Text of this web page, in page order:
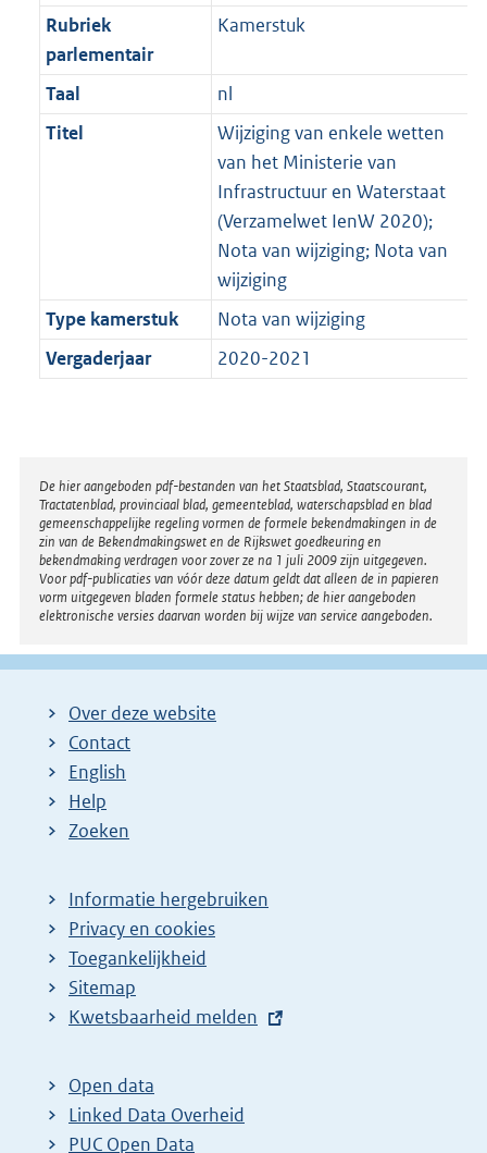
Rubriek
parlementair
Kamerstuk
Taal
nl
Titel
Wijziging van enkele wetten
van het Ministerie van
Infrastructuur en Waterstaat
(Verzamelwet IenW 2020);
Nota van wijziging; Nota van
wijziging
Type kamerstuk
Nota van wijziging
Vergaderjaar
2020-2021
Disclaimer
De hier aangeboden pdf-bestanden van het Staatsblad, Staatscourant,
Tractatenblad, provinciaal blad, gemeenteblad, waterschapsblad en blad
gemeenschappelijke regeling vormen de formele bekendmakingen in de
zin van de Bekendmakingswet en de Rijkswet goedkeuring en
bekendmaking verdragen voor zover ze na 1 juli 2009 zijn uitgegeven.
Voor pdf-publicaties van vóór deze datum geldt dat alleen de in papieren
vorm uitgegeven bladen formele status hebben; de hier aangeboden
elektronische versies daarvan worden bij wijze van service aangeboden.
Over deze website
Contact
English
Help
Zoeken
Informatie hergebruiken
Privacy en cookies
Toegankelijkheid
Sitemap
E
t
e
r
Kwetsbaarheid melden
Open data
Linked Data Overheid
PUC Open Data